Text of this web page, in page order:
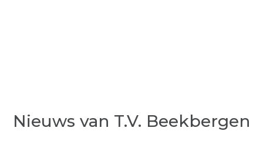
Nieuws van T.V. Beekbergen